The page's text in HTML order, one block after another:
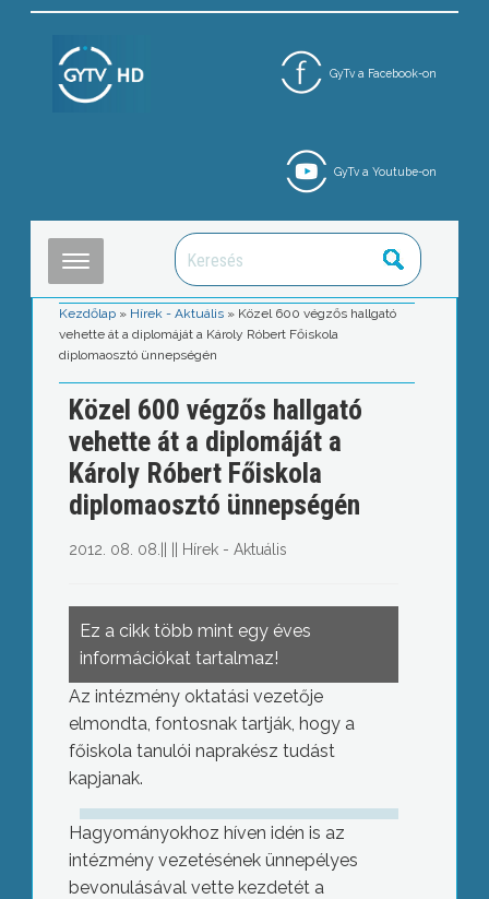
GyTv a Facebook-on
GyTv a Youtube-on
Kezdőlap » Hírek - Aktuális » Közel 600 végzős hallgató
vehette át a diplomáját a Károly Róbert Főiskola
diplomaosztó ünnepségén
Közel 600 végzős hallgató
vehette át a diplomáját a
Károly Róbert Főiskola
diplomaosztó ünnepségén
2012. 08. 08. Hírek - Aktuális
Ez a cikk több mint egy éves
információkat tartalmaz!
Az intézmény oktatási vezetője
elmondta, fontosnak tartják, hogy a
főiskola tanulói naprakész tudást
kapjanak.
Hagyományokhoz híven idén is az
intézmény vezetésének ünnepélyes
bevonulásával vette kezdetét a